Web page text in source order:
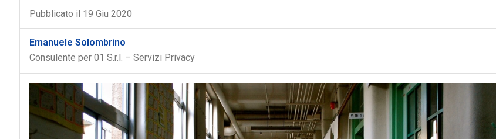
Pubblicato il 19 Giu 2020
Emanuele Solombrino
Consulente per 01 S.r.l. – Servizi Privacy